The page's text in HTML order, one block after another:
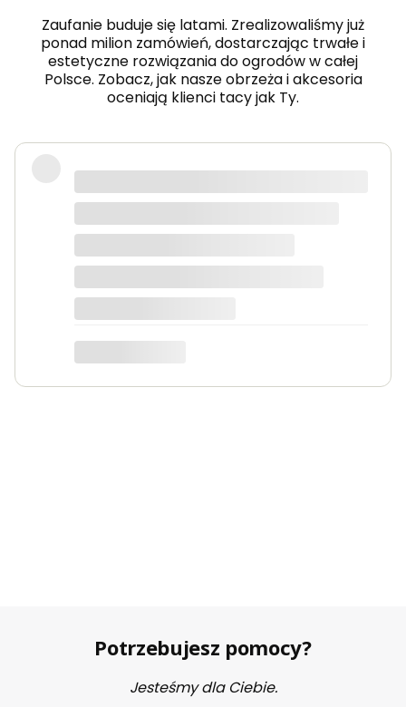
Zaufanie buduje się latami. Zrealizowaliśmy już
ponad milion zamówień, dostarczając trwałe i
estetyczne rozwiązania do ogrodów w całej
Polsce. Zobacz, jak nasze obrzeża i akcesoria
oceniają klienci tacy jak Ty.
Podzielam pozytywne opinie. W
ubiegłym roku kupiłam podpory po
raz pierwszy (długość 150 cm) i
stosowałam do pomidorów
koktajlowych oraz pomidorów
karłowych. Dodatkowo do podpór
można podwiązać lub podpiąć pędy.
W tym roku planuję kupić i
wykorzystać wyższe podpory.
Potrzebujesz pomocy?
Jesteśmy dla Ciebie.